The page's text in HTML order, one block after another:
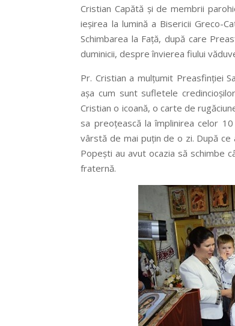
Cristian Capătă și de membrii
ieșirea la lumină a Bisericii Greco-
Schimbarea la Față, după care
duminicii, despre învierea fiului
Pr. Cristian a mulțumit Preasfinției
așa cum sunt sufletele
Cristian o icoană, o carte de
sa preoțească la împlinirea celor
vârstă de mai puțin de o zi. După
Popești au avut ocazia să schimbe
fraternă.